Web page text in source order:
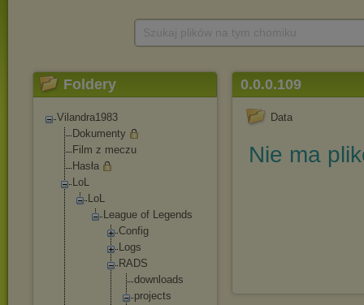
Foldery
Vilandra1983
Dokumenty
Film z meczu
Hasła
LoL
LoL
League of Legends
Config
Logs
RADS
downl oads
projects
0.0.0.109
Data
Nie ma